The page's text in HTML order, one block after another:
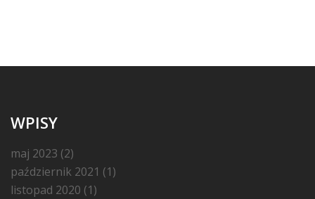
WPISY
maj 2023 (2)
październik 2021 (1)
listopad 2020 (1)